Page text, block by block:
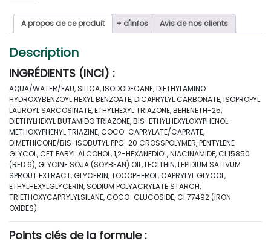
Sun
Secure
SPF
50+
Sans
Parfum
–
Crème
Mousse
Flouteur
Optique
A propos de ce produit + d'infos Avis de nos clients
Description
INGRÉDIENTS (INCI) :
AQUA/WATER/EAU, SILICA, ISODODECANE, DIETHYLAMINO
HYDROXYBENZOYL HEXYL BENZOATE, DICAPRYLYL CARBONATE, ISOPROPYL
LAUROYL SARCOSINATE, ETHYLHEXYL TRIAZONE, BEHENETH-25,
DIETHYLHEXYL BUTAMIDO TRIAZONE, BIS-ETHYLHEXYLOXYPHENOL
METHOXYPHENYL TRIAZINE, COCO-CAPRYLATE/CAPRATE,
DIMETHICONE/BIS-ISOBUTYL PPG-20 CROSSPOLYMER, PENTYLENE
GLYCOL, CET EARYL ALCOHOL, 1,2-HEXANEDIOL, NIACINAMIDE, CI 15850
(RED 6), GLYCINE SOJA (SOYBEAN) OIL, LECITHIN, LEPIDIUM SATIVUM
SPROUT EXTRACT, GLYCERIN, TOCOPHEROL, CAPRYLYL GLYCOL,
ETHYLHEXYLGLYCERIN, SODIUM POLYACRYLATE STARCH,
TRIETHOXYCAPRYLYLSILANE, COCO-GLUCOSIDE, CI 77492 (IRON
OXIDES).
Points clés de la formule: